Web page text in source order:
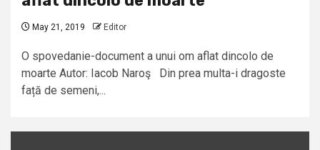
May 21, 2019 Editor
O spovedanie-document a unui om aflat dincolo de
moarte Autor: Iacob Naroş Din prea multa-i dragoste
față de semeni,...